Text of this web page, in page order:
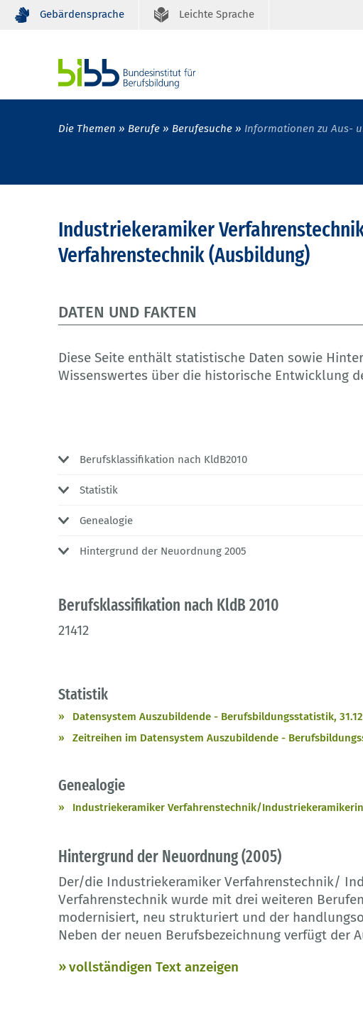
Gebärdensprache Leichte Sprache
Die Themen Berufe Berufesuche Informationen zu Aus-
Industriekeramiker
Verfahrenstechnik (Ausbildung)
DATEN UND FAKTEN
Diese Seite enthält statistische Daten sowie
Wissenswertes über die historische Entwicklung
Berufsklassifikation nach KldB2010
Statistik
Genealogie
Hintergrund der Neuordnung 2005
Berufsklassifikation nach KldB 2010
21412
Statistik
Datensystem Auszubildende - Berufsbildungsstatistik,
Zeitreihen im Datensystem Auszubildende -
Genealogie
Industriekeramiker Verfahrenstechnik/
Hintergrund der Neuordnung (2005)
Der/die Industriekeramiker Verfahrenstechnik/
Verfahrenstechnik wurde mit drei weiteren
modernisiert, neu strukturiert und der
Neben der neuen Berufsbezeichnung verfügt der
vollständigen Text anzeigen